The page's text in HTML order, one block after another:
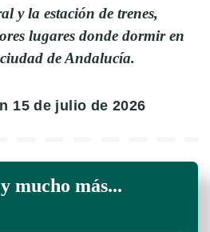
y la estación de trenes,
lugares donde dormir en
de Andalucía.
15 de julio de 2026
mucho más...